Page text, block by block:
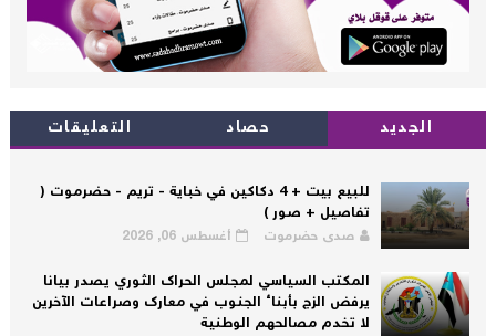
الجديد حصاد التعليقات
للبيع بيت + 4 دكاكين في خباية - تريم - حضرموت (
تفاصيل + صور )
صدى حضرموت أغسطس 06, 2026
المكتب السياسي لمجلس الحراك الثوري يصدر بيانا
يرفض الزج بأبناء الجنوب في معارك وصراعات الآخرين
لا تخدم مصالحهم الوطنية